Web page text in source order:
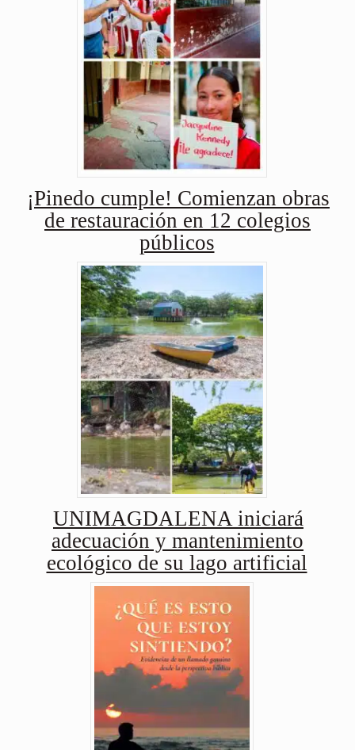
¡Pinedo cumple! Comienzan obras
de restauración en 12 colegios
públicos
UNIMAGDALENA iniciará
adecuación y mantenimiento
ecológico de su lago artificial